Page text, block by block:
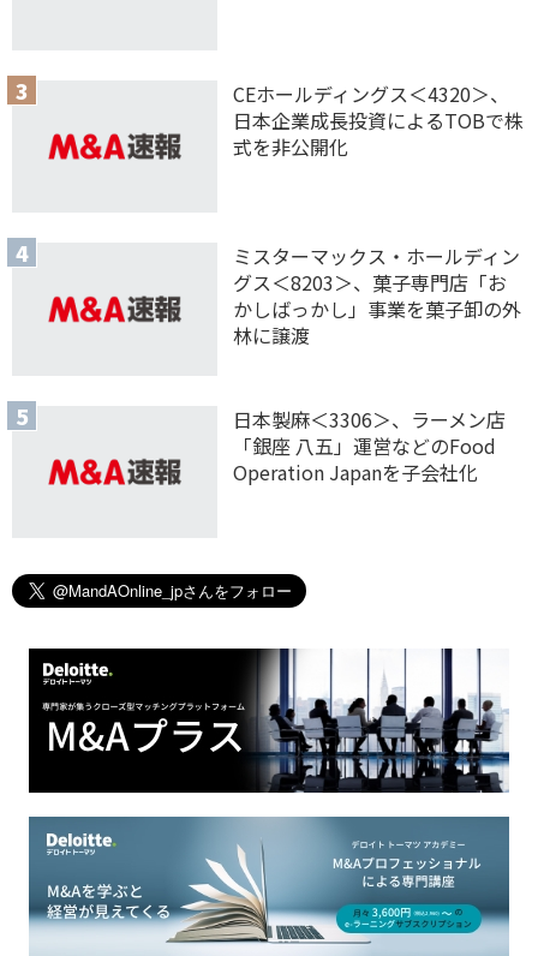
CEホールディングス＜4320＞、
日本企業成長投資によるTOBで株
式を非公開化
ミスターマックス・ホールディン
グス＜8203＞、菓子専門店「お
かしばっかし」事業を菓子卸の外
林に譲渡
日本製麻＜3306＞、ラーメン店
「銀座 八五」運営などのFood
Operation Japanを子会社化